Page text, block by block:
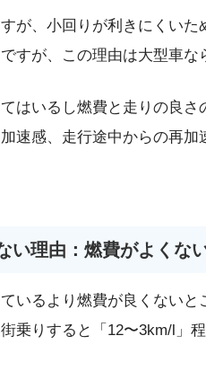
が、小回りが利きにくい
すが、この理由は大型車な
はいるし燃費と走りの良
速感、走行途中からの再
い理由：燃費がよくな
いるより燃費が良くない
乗りすると「12〜3km/l」